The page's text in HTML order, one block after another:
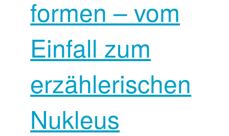
formen – vom
Einfall zum
erzählerischen
Nukleus